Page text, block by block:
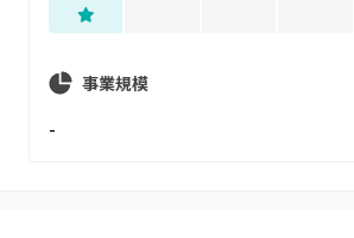
事業規模
-